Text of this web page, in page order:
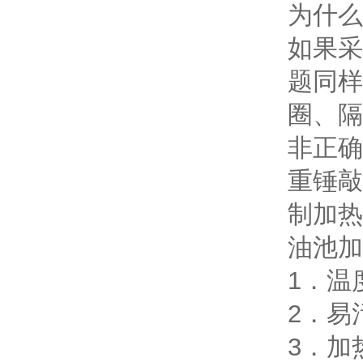
为什
如果
题同
圈、
非正
重锤
制加
油池
1．温
2．易
3．加